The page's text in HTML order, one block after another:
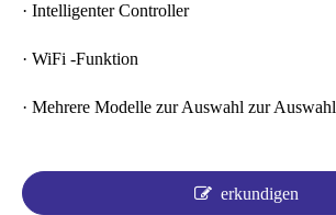
· Intelligenter Controller
· WiFi -Funktion
· Mehrere Modelle zur Auswahl zur Auswahl
erkundigen